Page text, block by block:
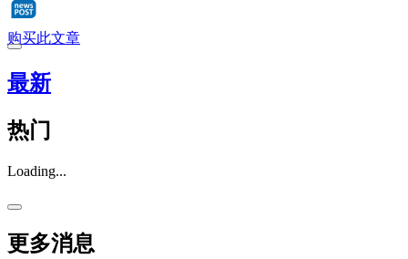
购买此文章
最新
热门
Loading...
更多消息